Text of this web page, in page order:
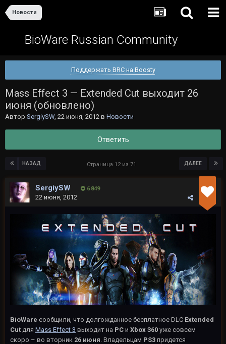
Новости
BioWare Russian Community
Поддержать BRC на Boosty
Mass Effect 3 — Extended Cut выходит 26
июня (обновлено)
Автор SergiySW, 22 июня, 2012 в Новости
Ответить
НАЗАД ДАЛЕЕ
Страница 12 из 71
SergiySW 6 849
22 июня, 2012
BioWare сообщили, что долгожданное бесплатное DLC Extended
Cut для Mass Effect 3 выходит на PC и Xbox 360 уже совсем
скоро – во вторник 26 июня. Владельцам PS3 придется